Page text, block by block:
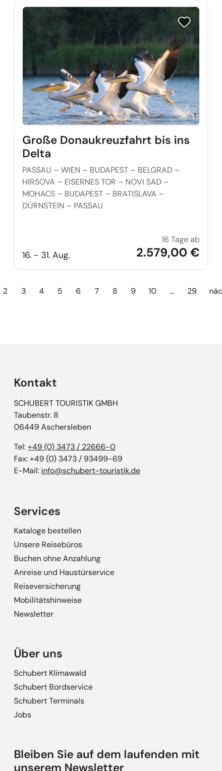
Reise auf
Große Donaukreuzfahrt bis ins
Delta
PASSAU – WIEN – BUDAPEST – BELGRAD –
HIRSOVA – EISERNES TOR – NOVI SAD –
MOHACS – BUDAPEST – BRATISLAVA –
DÜRNSTEIN – PASSAU
16. - 31. Aug.
16 Tage ab
2.579,00 €
2 3 4 5 6 7 8 9 10 … 29
Kontakt
SCHUBERT TOURISTIK GMBH
Taubenstr. 8
06449 Aschersleben
Tel:+49 (0) 3473 / 22666-0
Fax: +49 (0) 3473 / 93499-69
E-Mail: info@schubert-touristik.de
Services
Kataloge bestellen
Unsere Reisebüros
Buchen ohne Anzahlung
Anreise und Haustürservice
Reiseversicherung
Mobilitätshinweise
Newsletter
Über uns
Schubert Klimawald
Schubert Bordservice
Schubert Terminals
Jobs
Bleiben Sie auf dem laufenden mit
unserem Newsletter